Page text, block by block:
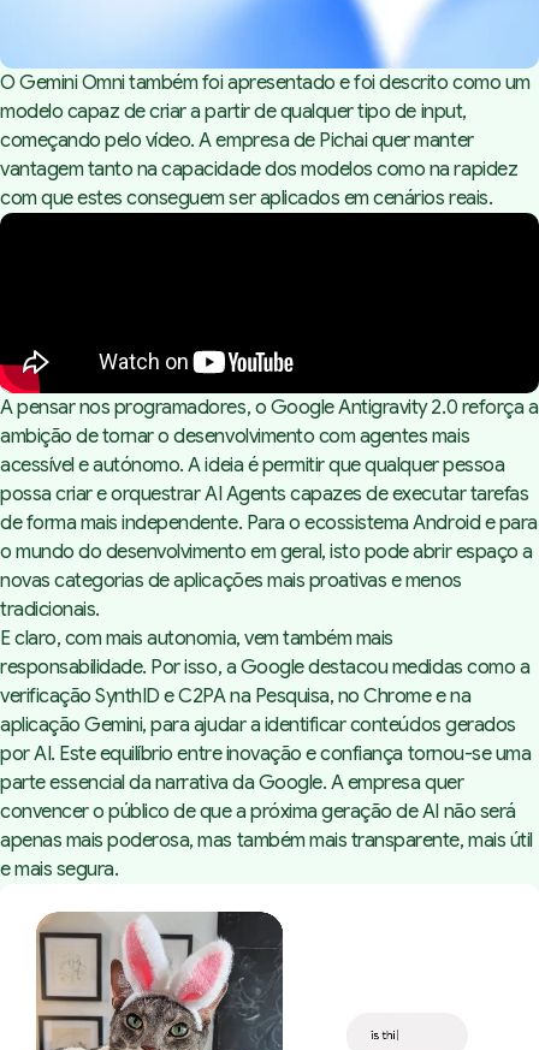
O Gemini Omni também foi apresentado e foi descrito como um
modelo capaz de criar a partir de qualquer tipo de input,
começando pelo vídeo. A empresa de Pichai quer manter
vantagem tanto na capacidade dos modelos como na rapidez
com que estes conseguem ser aplicados em cenários reais.
A pensar nos programadores, o Google Antigravity 2.0 reforça a
ambição de tornar o desenvolvimento com agentes mais
acessível e autónomo. A ideia é permitir que qualquer pessoa
possa criar e orquestrar AI Agents capazes de executar tarefas
de forma mais independente. Para o ecossistema Android e para
o mundo do desenvolvimento em geral, isto pode abrir espaço a
novas categorias de aplicações mais proativas e menos
tradicionais.
E claro, com mais autonomia, vem também mais
responsabilidade. Por isso, a Google destacou medidas como a
verificação SynthID e C2PA na Pesquisa, no Chrome e na
aplicação Gemini, para ajudar a identificar conteúdos gerados
por AI. Este equilíbrio entre inovação e confiança tornou-se uma
parte essencial da narrativa da Google. A empresa quer
convencer o público de que a próxima geração de AI não será
apenas mais poderosa, mas também mais transparente, mais útil
e mais segura.